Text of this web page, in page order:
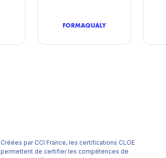
FORMAQUALY
Créées par CCI France, les certifications CLOE
permettent de certifier les compétences de